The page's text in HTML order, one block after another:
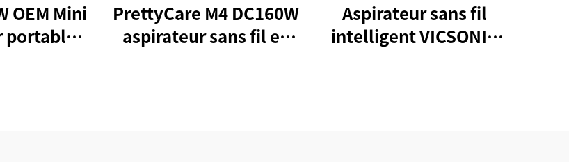
OEM Mini
portable
PrettyCare M4 DC160W
aspirateur sans fil en
Aspirateur sans fil
intelligent VICSONIC